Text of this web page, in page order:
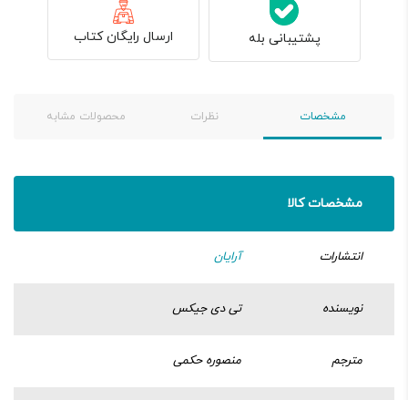
پشتیبانی بله ارسال رایگان کتاب
مشخصات نظرات محصولات مشابه
مشخصات کالا
انتشارات آرایان
نویسنده تی دی جیکس
مترجم منصوره حکمی